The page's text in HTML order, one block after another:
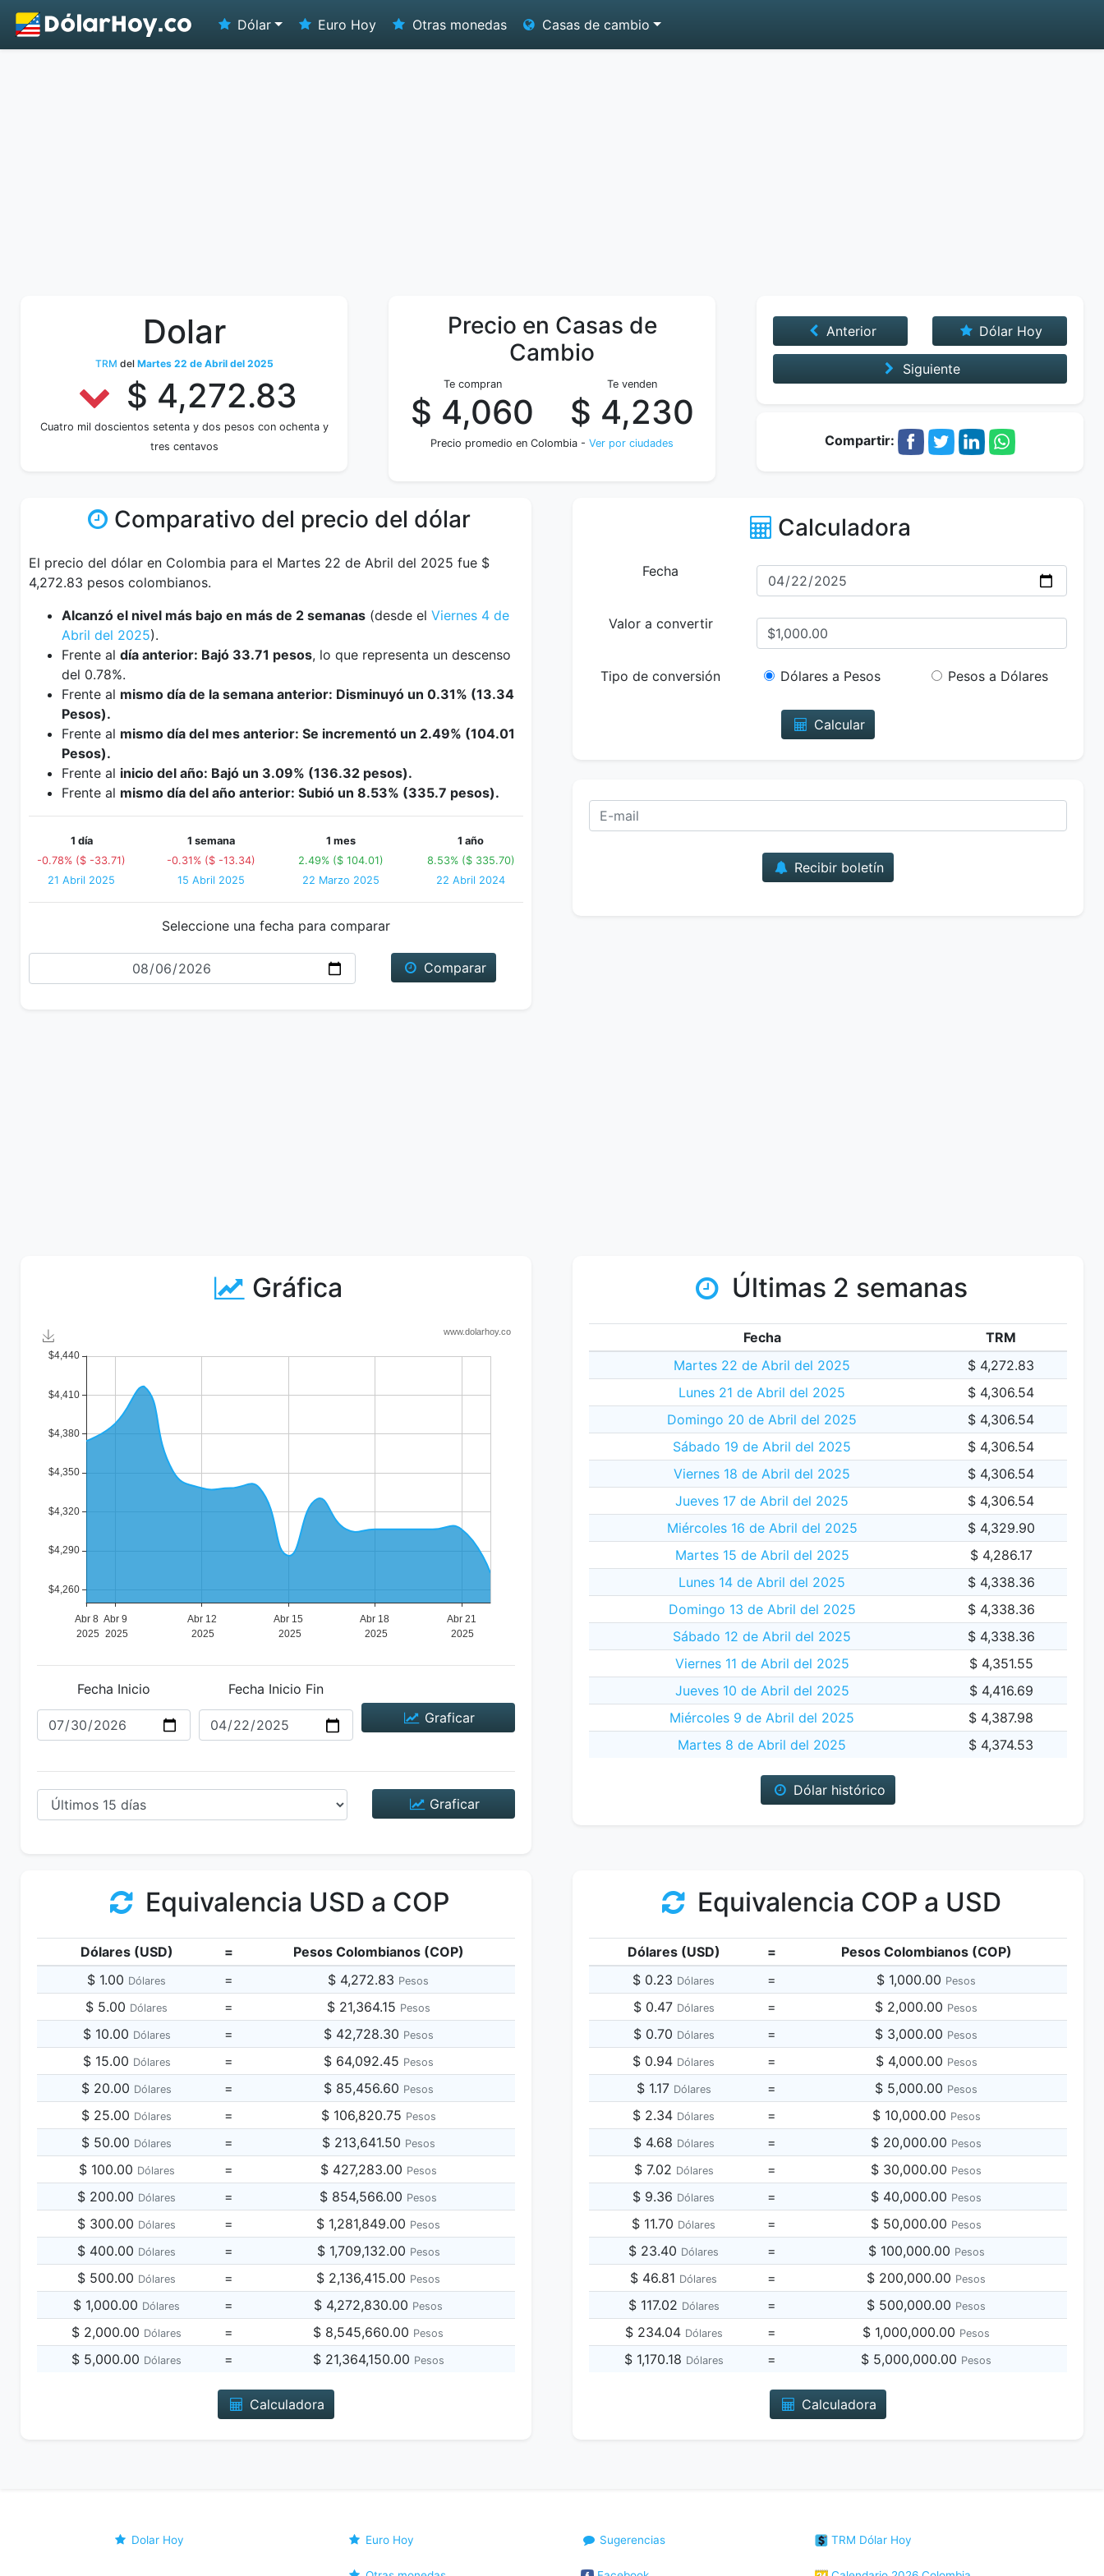
Dólar Euro Hoy Otras monedas Casas de cambio
Dolar
TRM del Martes 22 de Abril del 2025
$ 4,272.83
Cuatro mil doscientos setenta y dos pesos con ochenta y
tres centavos
Precio en Casas de
Cambio
Te compran
$ 4,060
Te venden
$ 4,230
Precio promedio en Colombia - Ver por ciudades
Anterior Dólar Hoy
Siguiente
Compartir:
Comparativo del precio del dólar
El precio del dólar en Colombia para el Martes 22 de Abril del 2025 fue $
4,272.83 pesos colombianos.
Alcanzó el nivel más bajo en más de 2 semanas (desde el Viernes 4 de
Abril del 2025).
Frente al día anterior: Bajó 33.71 pesos, lo que representa un descenso
del 0.78%.
Frente al mismo día de la semana anterior: Disminuyó un 0.31% (13.34
Pesos).
Frente al mismo día del mes anterior: Se incrementó un 2.49% (104.01
Pesos).
Frente al inicio del año: Bajó un 3.09% (136.32 pesos).
Frente al mismo día del año anterior: Subió un 8.53% (335.7 pesos).
1 día
-0.78% ($ -33.71)
21 Abril 2025
1 semana
-0.31% ($ -13.34)
15 Abril 2025
1 mes
2.49% ($ 104.01)
22 Marzo 2025
1 año
8.53% ($ 335.70)
22 Abril 2024
Seleccione una fecha para comparar
Fecha
Comparar
Calculadora
Fecha
Valor a convertir
Tipo de conversión Dólares a Pesos Pesos a Dólares
Calcular
Recibir boletín
Gráfica
Fecha Inicio
Fecha Inicio Fin
Graficar
Graficar
Últimas 2 semanas
Fecha
TRM
Martes 22 de Abril del 2025
$ 4,272.83
Lunes 21 de Abril del 2025
$ 4,306.54
Domingo 20 de Abril del 2025
$ 4,306.54
Sábado 19 de Abril del 2025
$ 4,306.54
Viernes 18 de Abril del 2025
$ 4,306.54
Jueves 17 de Abril del 2025
$ 4,306.54
Miércoles 16 de Abril del 2025
$ 4,329.90
Martes 15 de Abril del 2025
$ 4,286.17
Lunes 14 de Abril del 2025
$ 4,338.36
Domingo 13 de Abril del 2025
$ 4,338.36
Sábado 12 de Abril del 2025
$ 4,338.36
Viernes 11 de Abril del 2025
$ 4,351.55
Jueves 10 de Abril del 2025
$ 4,416.69
Miércoles 9 de Abril del 2025
$ 4,387.98
Martes 8 de Abril del 2025
$ 4,374.53
Dólar histórico
Equivalencia USD a COP
Dólares (USD) =
Pesos Colombianos (COP)
$ 1.00 Dólares = $ 4,272.83 Pesos
$ 5.00 Dólares = $ 21,364.15 Pesos
$ 10.00 Dólares = $ 42,728.30 Pesos
$ 15.00 Dólares = $ 64,092.45 Pesos
$ 20.00 Dólares = $ 85,456.60 Pesos
$ 25.00 Dólares = $ 106,820.75 Pesos
$ 50.00 Dólares = $ 213,641.50 Pesos
$ 100.00 Dólares = $ 427,283.00 Pesos
$ 200.00 Dólares = $ 854,566.00 Pesos
$ 300.00 Dólares = $ 1,281,849.00 Pesos
$ 400.00 Dólares = $ 1,709,132.00 Pesos
$ 500.00 Dólares = $ 2,136,415.00 Pesos
$ 1,000.00 Dólares = $ 4,272,830.00 Pesos
$ 2,000.00 Dólares = $ 8,545,660.00 Pesos
$ 5,000.00 Dólares = $ 21,364,150.00 Pesos
Calculadora
Equivalencia COP a USD
Dólares (USD) =
Pesos Colombianos (COP)
$ 0.23 Dólares = $ 1,000.00 Pesos
$ 0.47 Dólares = $ 2,000.00 Pesos
$ 0.70 Dólares = $ 3,000.00 Pesos
$ 0.94 Dólares = $ 4,000.00 Pesos
$ 1.17 Dólares = $ 5,000.00 Pesos
$ 2.34 Dólares = $ 10,000.00 Pesos
$ 4.68 Dólares = $ 20,000.00 Pesos
$ 7.02 Dólares = $ 30,000.00 Pesos
$ 9.36 Dólares = $ 40,000.00 Pesos
$ 11.70 Dólares = $ 50,000.00 Pesos
$ 23.40 Dólares = $ 100,000.00 Pesos
$ 46.81 Dólares = $ 200,000.00 Pesos
$ 117.02 Dólares = $ 500,000.00 Pesos
$ 234.04 Dólares = $ 1,000,000.00 Pesos
$ 1,170.18 Dólares = $ 5,000,000.00 Pesos
Calculadora
Dolar Hoy Euro Hoy Sugerencias TRM Dólar Hoy